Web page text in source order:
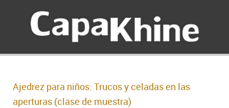
Ajedrez para niños: Trucos y celadas en las
aperturas (clase de muestra)